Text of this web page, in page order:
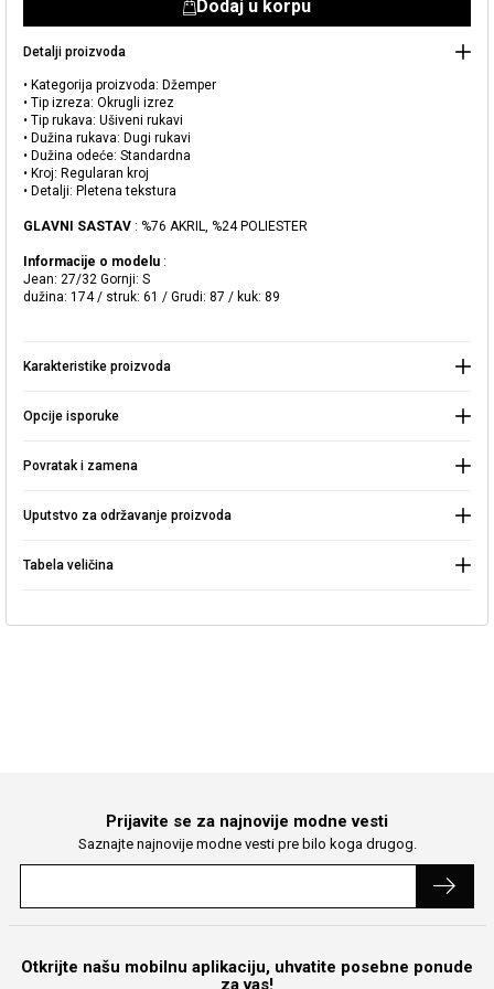
Dodaj u korpu
Detalji proizvoda
• Kategorija proizvoda: Džemper
• Tip izreza: Okrugli izrez
• Tip rukava: Ušiveni rukavi
• Dužina rukava: Dugi rukavi
• Dužina odeće: Standardna
• Kroj: Regularan kroj
• Detalji: Pletena tekstura
GLAVNI SASTAV : %76 AKRIL, %24 POLIESTER
Informacije o modelu :
Jean: 27/32 Gornji: S
dužina: 174 / struk: 61 / Grudi: 87 / kuk: 89
Karakteristike proizvoda
Opcije isporuke
Povratak i zamena
Uputstvo za održavanje proizvoda
Tabela veličina
Prijavite se za najnovije modne vesti
Saznajte najnovije modne vesti pre bilo koga drugog.
Otkrijte našu mobilnu aplikaciju, uhvatite posebne ponude
za vas!
Naše prodavnice
Možete doći do prodavnice KOTON koju tražite odabirom
informacija o državi i gradu.
Odaberite Zemlju
Pretraga
„Kada ovaj proizvod bude na
Dodato u korpu
Nastavite kupovinu